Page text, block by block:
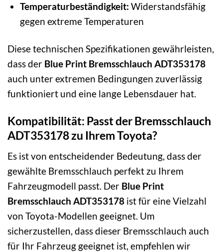
Temperaturbeständigkeit: Widerstandsfähig
gegen extreme Temperaturen
Diese technischen Spezifikationen gewährleisten,
dass der Blue Print Bremsschlauch ADT353178
auch unter extremen Bedingungen zuverlässig
funktioniert und eine lange Lebensdauer hat.
Kompatibilität: Passt der Bremsschlauch
ADT353178 zu Ihrem Toyota?
Es ist von entscheidender Bedeutung, dass der
gewählte Bremsschlauch perfekt zu Ihrem
Fahrzeugmodell passt. Der Blue Print
Bremsschlauch ADT353178 ist für eine Vielzahl
von Toyota-Modellen geeignet. Um
sicherzustellen, dass dieser Bremsschlauch auch
für Ihr Fahrzeug geeignet ist, empfehlen wir